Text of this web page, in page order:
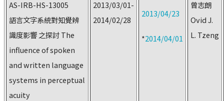
AS-IRB-HS-13005
語言文字系統對知覺辨
識度影響 之探討 The
influence of spoken
and written language
systems in perceptual
acuity
2013/03/01-
2014/02/28
2013/04/23
*2014/04/01
曾志朗
Ovid J.
L. Tzeng